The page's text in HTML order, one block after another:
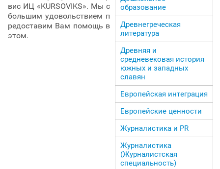
вис ИЦ «KURSOVIKS». Мы с
большим удовольствием п
редоставим Вам помощь в
этом.
образование
Древнегреческая
литература
Древняя и
средневековая история
южных и западных
славян
Европейская интеграция
Европейские ценности
Журналистика и PR
Журналистика
(Журналистская
специальность)